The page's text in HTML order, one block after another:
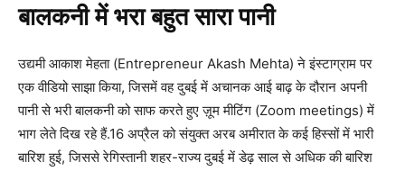
बालकनी में भरा बहुत सारा पानी
उद्यमी आकाश मेहता (Entrepreneur Akash Mehta) ने इंस्टाग्राम पर
एक वीडियो साझा किया, जिसमें वह दुबई में अचानक आई बाढ़ के दौरान अपनी
पानी से भरी बालकनी को साफ करते हुए ज़ूम मीटिंग (Zoom meetings) में
भाग लेते दिख रहे हैं.16 अप्रैल को संयुक्त अरब अमीरात के कई हिस्सों में भारी
बारिश हुई, जिससे रेगिस्तानी शहर-राज्य दुबई में डेढ़ साल से अधिक की बारिश